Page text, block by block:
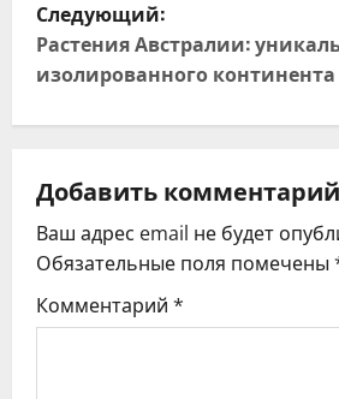
и
г
ц
и
я
Следующий:
Растения Австралии:
изолированного континента
Добавить комментарий
Ваш адрес email не будет
Обязательные поля помечены
Комментарий *